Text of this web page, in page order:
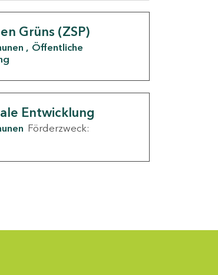
Grüns (ZSP)
Öffentliche
Entwicklung
Förderzweck: